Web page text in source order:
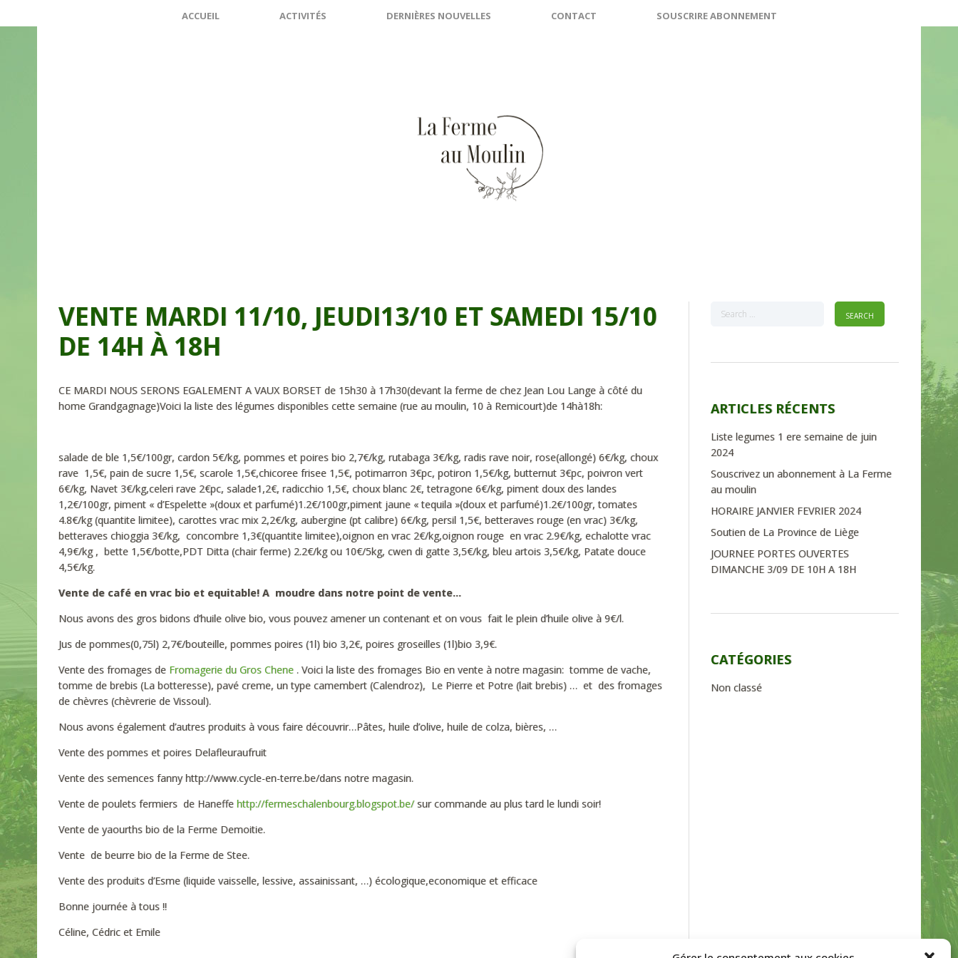
ACCUEIL ACTIVITÉS DERNIÈRES NOUVELLES CONTACT SOUSCRIRE ABONNEMENT
VENTE MARDI 11/10, JEUDI13/10 ET SAMEDI 15/10
DE 14H À 18H
CE MARDI NOUS SERONS EGALEMENT A VAUX BORSET de 15h30 à 17h30(devant la ferme de chez Jean Lou Lange à côté du
home Grandgagnage)Voici la liste des légumes disponibles cette semaine (rue au moulin, 10 à Remicourt)de 14hà18h:
salade de ble 1,5€/100gr, cardon 5€/kg, pommes et poires bio 2,7€/kg, rutabaga 3€/kg, radis rave noir, rose(allongé) 6€/kg, choux
rave 1,5€, pain de sucre 1,5€, scarole 1,5€,chicoree frisee 1,5€, potimarron 3€pc, potiron 1,5€/kg, butternut 3€pc, poivron vert
6€/kg, Navet 3€/kg,celeri rave 2€pc, salade1,2€, radicchio 1,5€, choux blanc 2€, tetragone 6€/kg, piment doux des landes
1,2€/100gr, piment « d’Espelette »(doux et parfumé)1.2€/100gr,piment jaune « tequila »(doux et parfumé)1.2€/100gr, tomates
4.8€/kg (quantite limitee), carottes vrac mix 2,2€/kg, aubergine (pt calibre) 6€/kg, persil 1,5€, betteraves rouge (en vrac) 3€/kg,
betteraves chioggia 3€/kg, concombre 1,3€(quantite limitee),oignon en vrac 2€/kg,oignon rouge en vrac 2.9€/kg, echalotte vrac
4,9€/kg , bette 1,5€/botte,PDT Ditta (chair ferme) 2.2€/kg ou 10€/5kg, cwen di gatte 3,5€/kg, bleu artois 3,5€/kg, Patate douce
4,5€/kg.
Vente de café en vrac bio et equitable! A moudre dans notre point de vente…
Nous avons des gros bidons d’huile olive bio, vous pouvez amener un contenant et on vous fait le plein d’huile olive à 9€/l.
Jus de pommes(0,75l) 2,7€/bouteille, pommes poires (1l) bio 3,2€, poires groseilles (1l)bio 3,9€.
Vente des fromages de Fromagerie du Gros Chene . Voici la liste des fromages Bio en vente à notre magasin: tomme de vache,
tomme de brebis (La botteresse), pavé creme, un type camembert (Calendroz), Le Pierre et Potre (lait brebis) … et des fromages
de chèvres (chèvrerie de Vissoul).
Nous avons également d’autres produits à vous faire découvrir…Pâtes, huile d’olive, huile de colza, bières, …
Vente des pommes et poires Delafleuraufruit
Vente des semences fanny http://www.cycle-en-terre.be/dans notre magasin.
Vente de poulets fermiers de Haneffe http://fermeschalenbourg.blogspot.be/sur commande au plus tard le lundi soir!
Vente de yaourths bio de la Ferme Demoitie.
Vente de beurre bio de la Ferme de Stee.
Vente des produits d’Esme (liquide vaisselle, lessive, assainissant, …) écologique,economique et efficace
Bonne journée à tous !!
Céline, Cédric et Emile
ARTICLES RÉCENTS
Liste legumes 1 ere semaine de juin
2024
Souscrivez un abonnement à La Ferme
au moulin
HORAIRE JANVIER FEVRIER 2024
Soutien de La Province de Liège
JOURNEE PORTES OUVERTES
DIMANCHE 3/09 DE 10H A 18H
CATÉGORIES
Non classé